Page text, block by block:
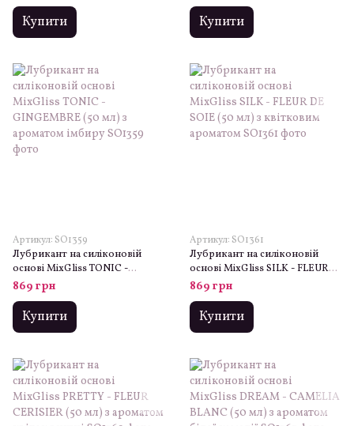
Купити Купити
Артикул: SO1359
Лубрикант на силіконовій
основі MixGliss TONIC -
GINGEMBRE (50 мл) з
ароматом імбиру
869 грн
Купити
Артикул: SO1361
Лубрикант на силіконовій
основі MixGliss SILK - FLEUR
DE SOIE (50 мл) з квітковим
ароматом
869 грн
Купити